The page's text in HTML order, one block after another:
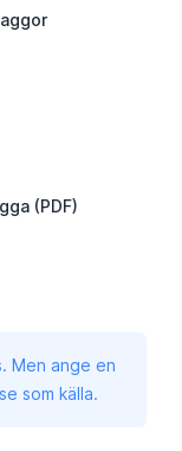
(PDF)
Men ange en
som källa.